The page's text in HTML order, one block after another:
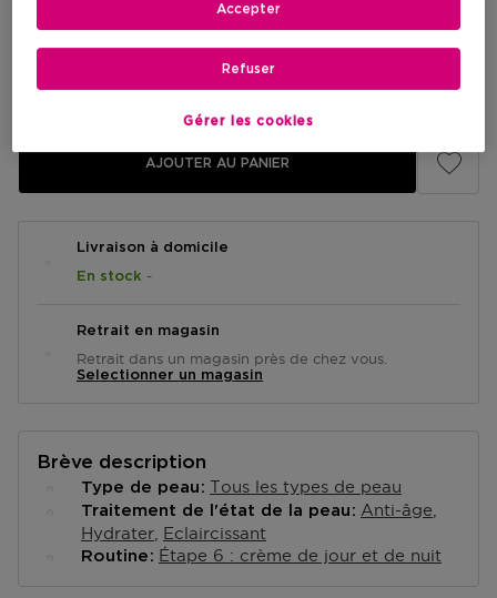
Prix du produit
16,50 €
30 ML
Prix du produit
36,90 € Prix du
53,50 €
Prix du produit
53,50 €
AJOUTER AU PANIER
Livraison à domicile
En stock -
Retrait en magasin
Retrait dans un magasin près de chez vous.
Selectionner un magasin
Brève description
Type de peau Tous les types de peau
Traitement de l'état de la peau Anti-âge
Hydrater Eclaircissant
Routine Étape 6 : crème de jour et de nuit
Gérer les cookies
Refuser
Accepter